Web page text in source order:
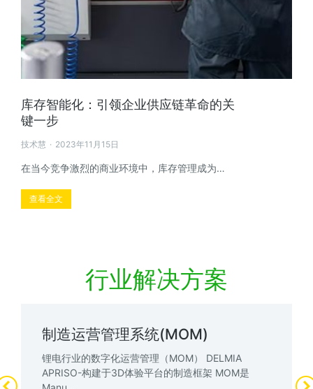
库存智能化：引领企业供应链革命的关
键一步
技术慧 2023年11月15日
在当今竞争激烈的商业环境中，库存管理成为…
查看全文
行业解决方案
制造运营管理系统(MOM)
锂电行业的数字化运营管理（MOM） DELMIA
APRISO-构建于3D体验平台的制造框架 MOM是